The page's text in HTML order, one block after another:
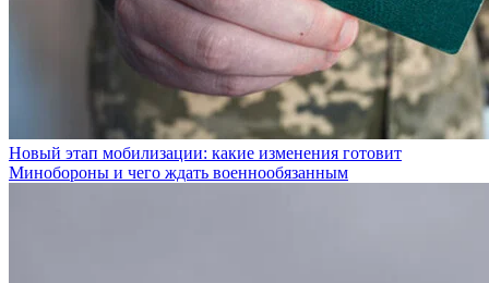
Новый этап мобилизации: какие изменения готовит
Минобороны и чего ждать военнообязанным